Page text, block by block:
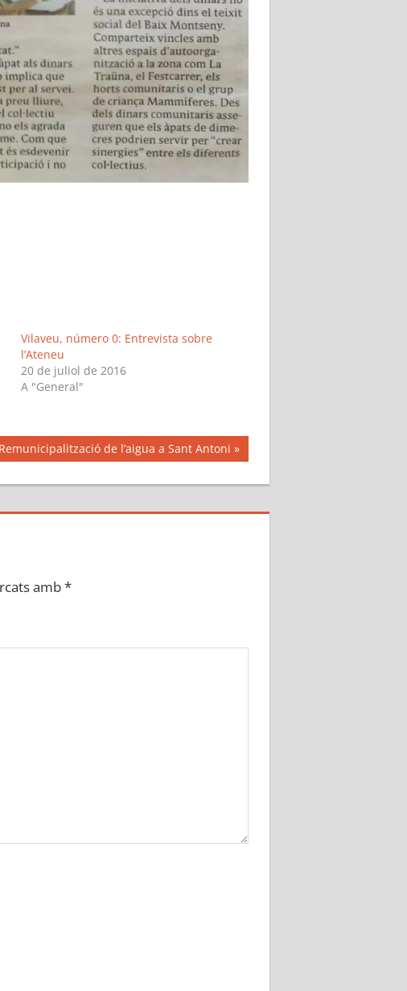
Vilaveu, número 0: Entrevista sobre
l’Ateneu
20 de juliol de 2016
A "General"
Next
Remunicipalització de l’aigua a Sant Antoni
amb*